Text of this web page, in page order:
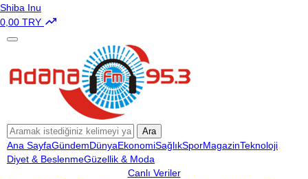
Shiba Inu
0,00 TRY
Ara
Ana SayfaGündemDünyaEkonomiSağlıkSporMagazinTeknoloji
Diyet & BeslenmeGüzellik & Moda
Canlı Veriler